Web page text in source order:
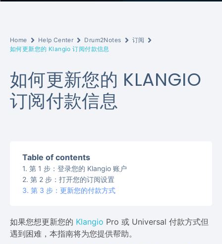
Home Help Center Drum2Notes
订阅
如何更新您的 Klangio 订阅付款信息
如何更新您的 KLANGIO
订阅付款信息
Table of contents
第 1 步：登录您的 Klangio 账户
第 2 步：打开您的订阅设置
第 3 步：更新您的付款方式
如果您想更新您的 Klangio Pro 或 Universal 付款方式但
遇到困难，本指南将为您提供帮助。